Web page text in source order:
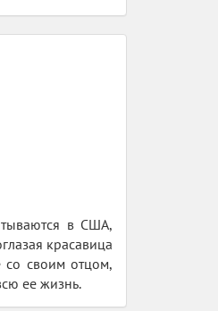
в США,
красавица
со своим отцом,
ее жизнь.